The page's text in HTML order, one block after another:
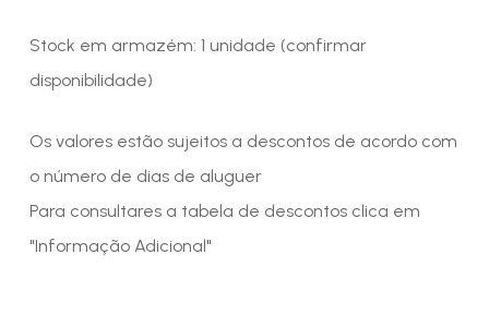
Stock em armazém: 1 unidade (confirmar
disponibilidade)
Os valores estão sujeitos a descontos de acordo com
o número de dias de aluguer
Para consultares a tabela de descontos clica em
"Informação Adicional"